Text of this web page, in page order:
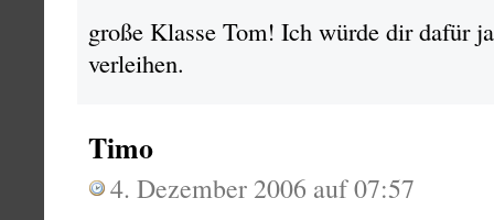
große Klasse Tom! Ich würde dir dafür
verleihen.
Timo
4. Dezember 2006 auf 07:57